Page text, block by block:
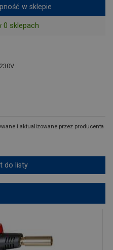
w sklepie
0 sklepach
i aktualizowane przez producenta
do listy